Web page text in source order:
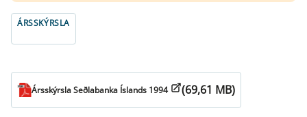
ÁRSSKÝRSLA
Ársskýrsla Seðlabanka Íslands 1994 (69,61 MB)